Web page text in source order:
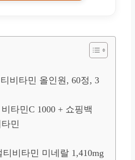
비타민 올인원, 60정, 3
타민C 1000 + 쇼핑백
민
비타민 미네랄 1,410mg